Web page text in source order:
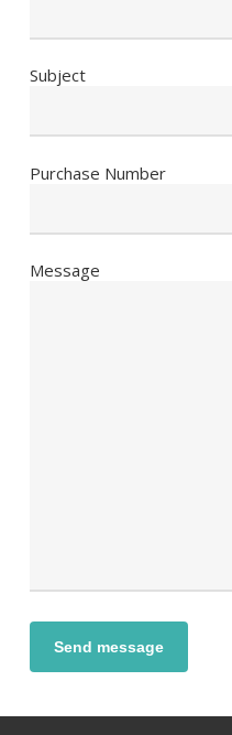
Subject
Purchase Number
Message